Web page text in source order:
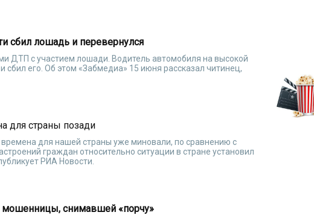
сбил лошадь и перевернулся
ДТП с участием лошади. Водитель автомобиля на высокой
его. Об этом «Забмедиа» 15 июня рассказал читинец,
для страны позади
для нашей страны уже миновали, по сравнению с
граждан относительно ситуации в стране установил
РИА Новости.
мошенницы, снимавшей «порчу»